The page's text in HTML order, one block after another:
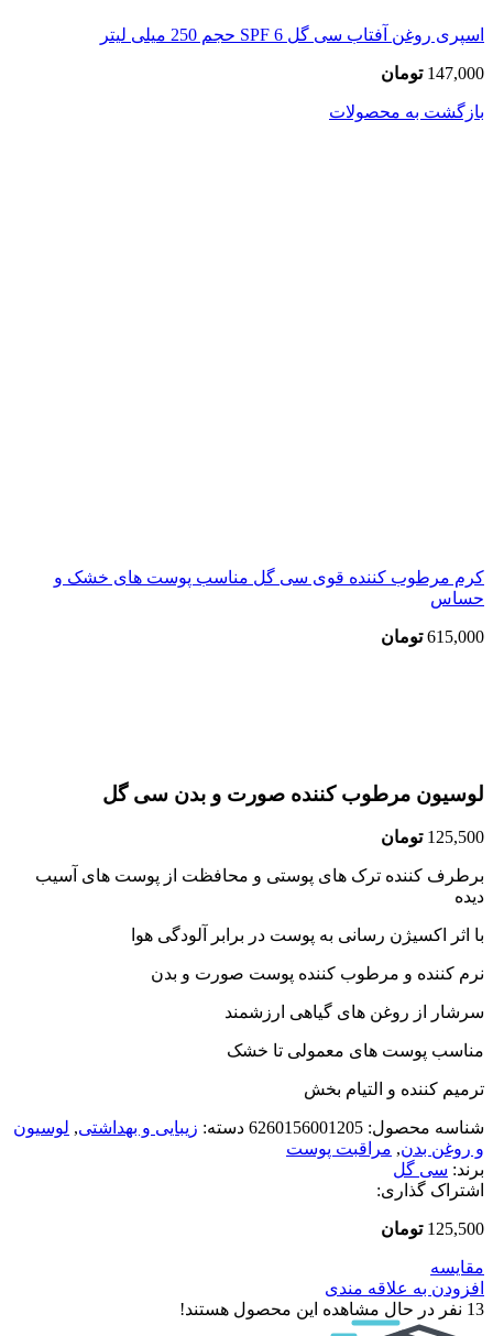
اسپری روغن آفتاب سی گل SPF 6 حجم 250 میلی لیتر
147,000 تومان
بازگشت به محصولات
کرم مرطوب کننده قوی سی گل مناسب پوست های خشک و
حساس
615,000 تومان
لوسیون مرطوب کننده صورت و بدن سی گل
125,500 تومان
برطرف کننده ترک های پوستی و محافظت از پوست های آسیب
دیده
با اثر اکسیژن رسانی به پوست در برابر آلودگی هوا
نرم کننده و مرطوب کننده پوست صورت و بدن
سرشار از روغن های گیاهی ارزشمند
مناسب پوست های معمولی تا خشک
ترمیم کننده و التیام بخش
شناسه محصول: 6260156001205 دسته: زیبایی و بهداشتی, لوسیون
و روغن بدن, مراقبت پوست
برند: سی گل
اشتراک گذاری:
125,500 تومان
مقایسه
افزودن به علاقه مندی
13 نفر در حال مشاهده این محصول هستند!